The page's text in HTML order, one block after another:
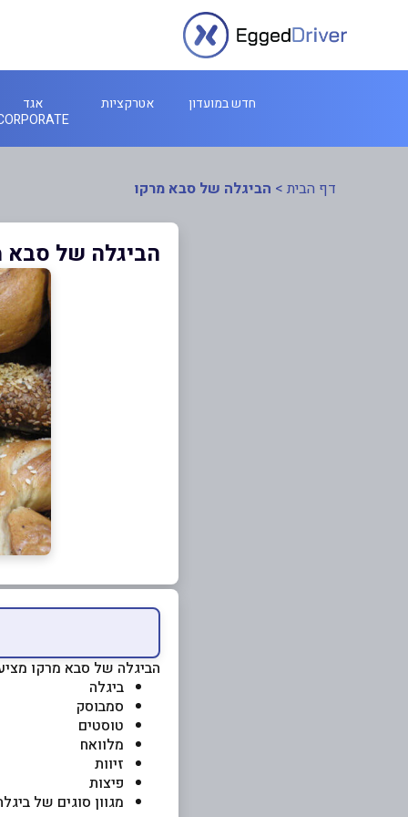
חדש במועדון אטרקציות
אגד
דף הבית > הביגלה של סבא מרקו
הביגלה של סבא
הביגלה של סבא מרקו
ביגלה
סמבוסק
טוסטים
מלוואח
זיוות
פיצות
מגוון סוגים של